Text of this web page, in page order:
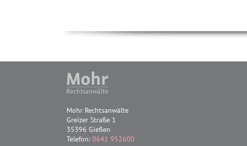
Mohr Rechtsanwälte
Greizer Straße 1
35396 Gießen
Telefon: 0641 952600